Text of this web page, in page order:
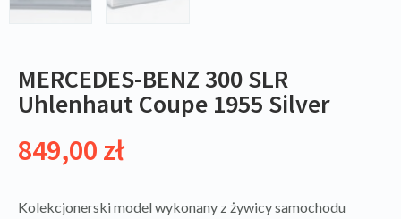
MERCEDES-BENZ 300 SLR
Uhlenhaut Coupe 1955 Silver
849,00 zł
Kolekcjonerski model wykonany z żywicy samochodu